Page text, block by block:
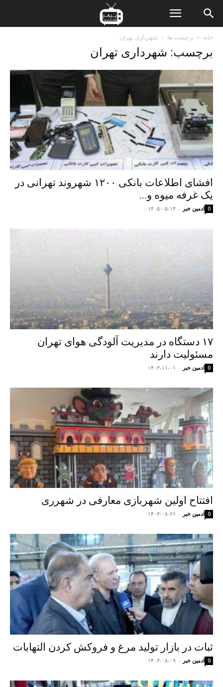
خانه برچسب ها شهرداری تهران
برچسب: شهرداری تهران
افشای اطلاعات بانکی ۱۲۰۰ شهروند تهرانی در
یک غرفه میوه و...
ادمین خبر - ۱۴۰۵-۰۵-۱۴ 0
۱۷ دستگاه در مدیریت آلودگی هوای تهران
مسئولیت دارند
ادمین خبر - ۱۴۰۳-۱۱-۰۱ 0
افتتاح اولین شهربازی معارفی در شهرری
ادمین خبر - ۱۴۰۳-۰۸-۲۶ 0
ثبات در بازار تولید مرغ و فروکش کردن التهابات
ادمین خبر - ۱۴۰۳-۰۸-۰۹ 0